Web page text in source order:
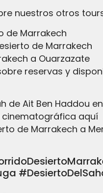
nuestros otros
de Marrakech
de Marrakech
a Ouarzazate
reservas y
Ait Ben Haddou
cinematográfica aquí
de Marrakech a